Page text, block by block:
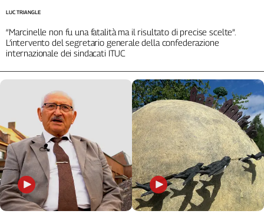
“Marcinelle non fu una fatalità ma il risultato di precise scelte”.
L’intervento del segretario generale della confederazione
internazionale dei sindacati ITUC
LUC TRIANGLE